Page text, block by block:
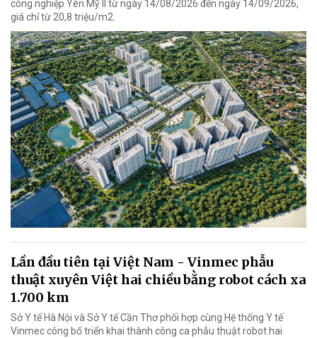
công nghiệp Yên Mỹ II từ ngày 14/08/2026 đến ngày 14/09/2026,
giá chỉ từ 20,8 triệu/m2.
Lần đầu tiên tại Việt Nam - Vinmec phẫu
thuật xuyên Việt hai chiều bằng robot cách xa
1.700 km
Sở Y tế Hà Nội và Sở Y tế Cần Thơ phối hợp cùng Hệ thống Y tế
Vinmec công bố triển khai thành công ca phẫu thuật robot hai